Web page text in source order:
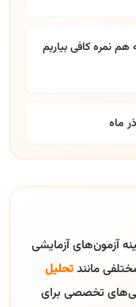
نمره کافی بیاریم
ماه
آزمون‌های آزمایشی
مانندتحلیل
تخصصی برای